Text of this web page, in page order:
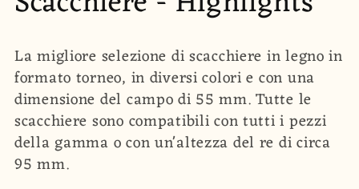
o
l
l
e
La migliore selezione di scacchiere in legno in
formato torneo, in diversi colori e con una
dimensione del campo di 55 mm. Tutte le
scacchiere sono compatibili con tutti i pezzi
della gamma o con un'altezza del re di circa
95 mm.